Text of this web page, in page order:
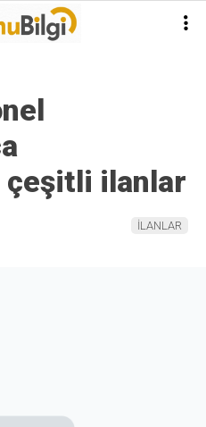
çeşitli ilanlar
İLANLAR